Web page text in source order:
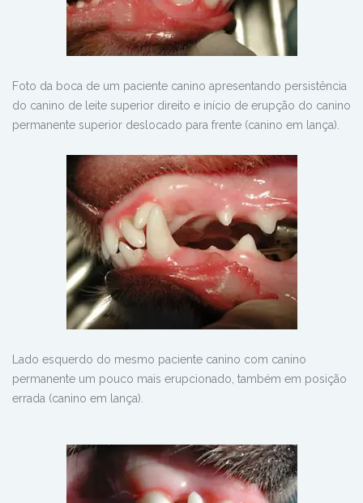
Foto da boca de um paciente canino apresentando persistência
do canino de leite superior direito e início de erupção do canino
permanente superior deslocado para frente (canino em lança).
Lado esquerdo do mesmo paciente canino com canino
permanente um pouco mais erupcionado, também em posição
errada (canino em lança).